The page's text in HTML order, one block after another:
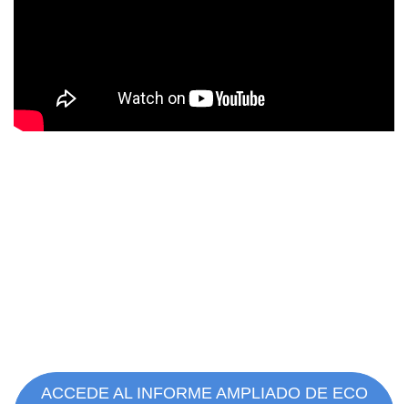
ACCEDE AL INFORME AMPLIADO DE ECO